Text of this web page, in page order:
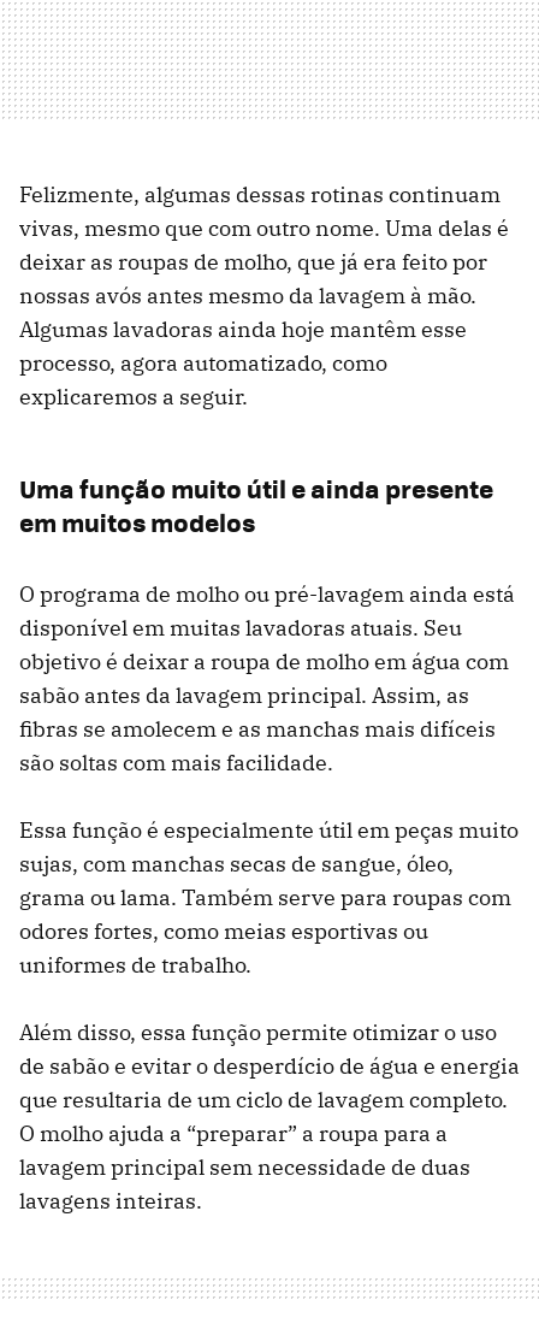
Felizmente, algumas dessas rotinas continuam
vivas, mesmo que com outro nome. Uma delas é
deixar as roupas de molho, que já era feito por
nossas avós antes mesmo da lavagem à mão.
Algumas lavadoras ainda hoje mantêm esse
processo, agora automatizado, como
explicaremos a seguir.
Uma função muito útil e ainda presente
em muitos modelos
O programa de molho ou pré-lavagem ainda está
disponível em muitas lavadoras atuais. Seu
objetivo é deixar a roupa de molho em água com
sabão antes da lavagem principal. Assim, as
fibras se amolecem e as manchas mais difíceis
são soltas com mais facilidade.
Essa função é especialmente útil em peças muito
sujas, com manchas secas de sangue, óleo,
grama ou lama. Também serve para roupas com
odores fortes, como meias esportivas ou
uniformes de trabalho.
Além disso, essa função permite otimizar o uso
de sabão e evitar o desperdício de água e energia
que resultaria de um ciclo de lavagem completo.
O molho ajuda a “preparar” a roupa para a
lavagem principal sem necessidade de duas
lavagens inteiras.